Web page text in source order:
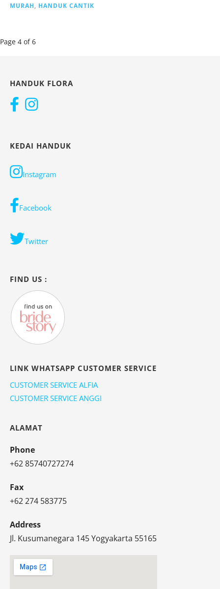
MURAH, HANDUK CANTIK
Post
Page 4 of 6
HANDUK FLORA
KEDAI HANDUK
Instagram
Facebook
Twitter
FIND US :
LINK WHATSAPP CUSTOMER SERVICE
CUSTOMER SERVICE ALFIA
CUSTOMER SERVICE ANGGI
ALAMAT
Phone
+62 85740727274
Fax
+62 274 583775
Address
Jl. Kusumanegara 145 Yogyakarta 55165